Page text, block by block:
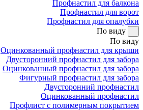
Профнастил для балкона
Профнастил для ворот
Профнастил для опалубки
По виду
По виду
Оцинкованный профнастил для крыши
Двусторонний профнастил для забора
Оцинкованный профнастил для забора
Фигурный профнастил для забора
Двусторонний профнастил
Оцинкованный профнастил
Профлист с полимерным покрытием